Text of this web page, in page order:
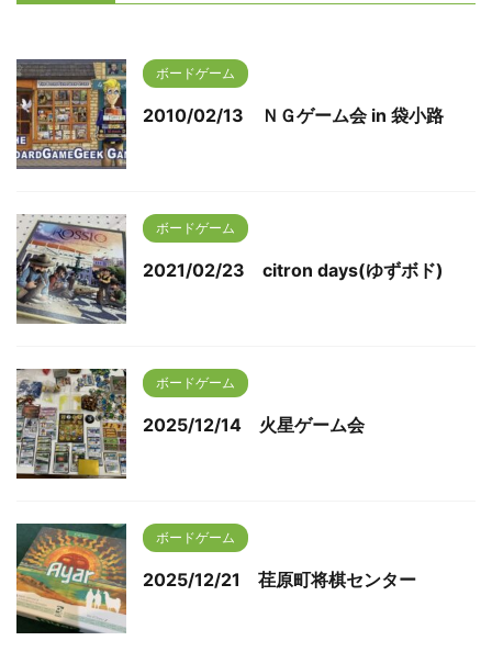
ボードゲーム
2010/02/13 ＮＧゲーム会 in 袋小路
ボードゲーム
2021/02/23 citron days(ゆずボド)
ボードゲーム
2025/12/14 火星ゲーム会
ボードゲーム
2025/12/21 荏原町将棋センター